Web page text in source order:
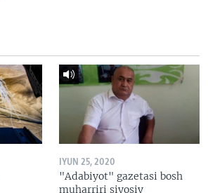
IYUN 25, 2020
"Adabiyot" gazetasi bosh
muharriri siyosiy